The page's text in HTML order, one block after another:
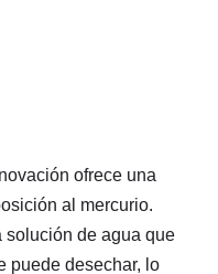
ofrece una
al mercurio.
solución de agua que
puede desechar, lo